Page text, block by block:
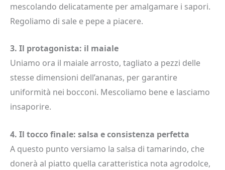
mescolando delicatamente per amalgamare i sapori.
Regoliamo di sale e pepe a piacere.
3. Il protagonista: il maiale
Uniamo ora il maiale arrosto, tagliato a pezzi delle
stesse dimensioni dell’ananas, per garantire
uniformità nei bocconi. Mescoliamo bene e lasciamo
insaporire.
4. Il tocco finale: salsa e consistenza perfetta
A questo punto versiamo la salsa di tamarindo, che
donerà al piatto quella caratteristica nota agrodolce,